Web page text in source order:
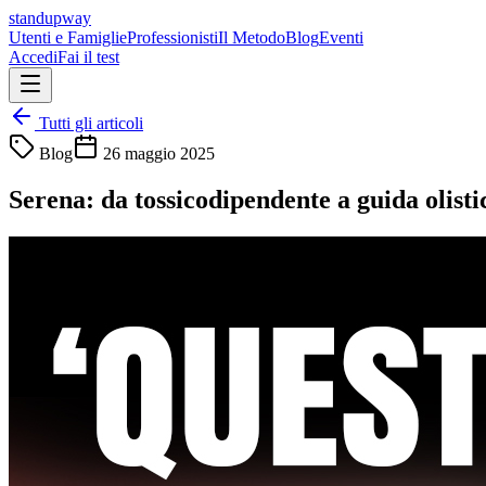
standupway
Utenti e FamiglieProfessionistiIl MetodoBlogEventi
AccediFai il test
Tutti gli articoli
Blog
26 maggio 2025
Serena: da tossicodipendente a guida